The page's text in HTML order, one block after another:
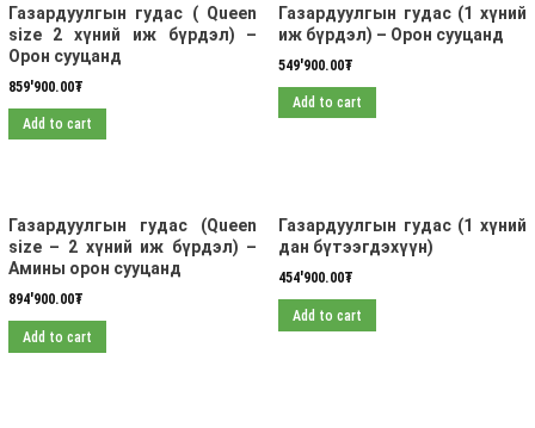
Газардуулгын гудас ( Queen
size 2 хүний иж бүрдэл) –
Орон сууцанд
859'900.00₮
Add to cart
Газардуулгын гудас (1 хүний
иж бүрдэл) – Орон сууцанд
549'900.00₮
Add to cart
Газардуулгын гудас (Queen
size – 2 хүний иж бүрдэл) –
Амины орон сууцанд
894'900.00₮
Add to cart
Газардуулгын гудас (1 хүний
дан бүтээгдэхүүн)
454'900.00₮
Add to cart